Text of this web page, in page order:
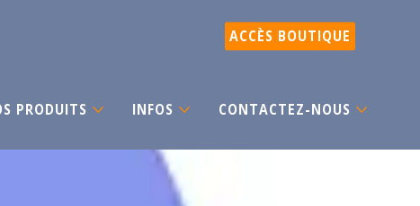
ACCÈS BOUTIQUE
PRODUITS INFOS CONTACTEZ-NOUS